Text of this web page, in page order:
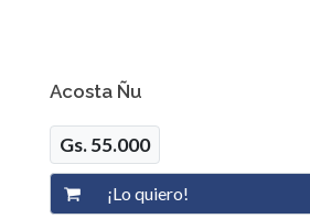
Acosta Ñu
Gs. 55.000